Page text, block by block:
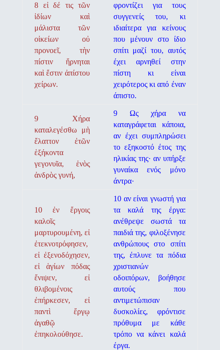
8 εἰ δέ τις τῶν
ἰδίων καὶ
μάλιστα τῶν
οἰκείων οὐ
προνοεῖ, τὴν
πίστιν ἤρνηται
καὶ ἔστιν ἀπίστου
χείρων.
φροντίζει για τους
συγγενείς του, κι
ιδιαίτερα για κείνους
που μένουν στο ίδιο
σπίτι μαζί του, αυτός
έχει αρνηθεί στην
πίστη κι είναι
χειρότερος κι από έναν
άπιστο.
9 Χήρα
καταλεγέσθω μὴ
ἔλαττον ἐτῶν
ἑξήκοντα
γεγονυῖα, ἑνὸς
ἀνδρὸς γυνή,
9 Ως χήρα να
καταγράφεται κάποια,
αν έχει συμπληρώσει
το εξηκο­στό έτος της
ηλικίας της· αν υπήρξε
γυναίκα ενός μόνο
άντρα·
10 ἐν ἔργοις
καλοῖς
μαρτυρουμένη, εἰ
ἐτεκνοτρόφησεν,
εἰ ἐξενοδόχησεν,
εἰ ἁγίων πόδας
ἔνιψεν, εἰ
θλιβομένοις
ἐπήρκεσεν, εἰ
παντὶ ἔργῳ
ἀγαθῷ
ἐπηκολούθησε.
10 αν εί­ναι γνωστή για
τα καλά της έργα:
ανέθρεψε σωστά τα
παιδιά της, φιλο­ξένησε
ανθρώπους στο σπίτι
της, έπλυνε τα πόδια
χριστιανών
οδοιπόρων, βοήθη­σε
αυτούς που
αντιμετώπισαν
δυσκολίες, φρόντισε
πρόθυμα με κάθε
τρόπο να κάνει καλά
έργα.